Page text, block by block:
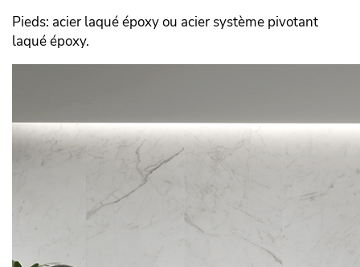
Pieds: acier laqué époxy ou acier système pivotant
laqué époxy.